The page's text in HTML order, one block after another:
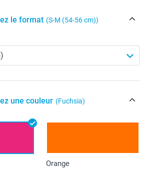
le format (S-M (54-56 cm))
une couleur (Fuchsia)
Orange